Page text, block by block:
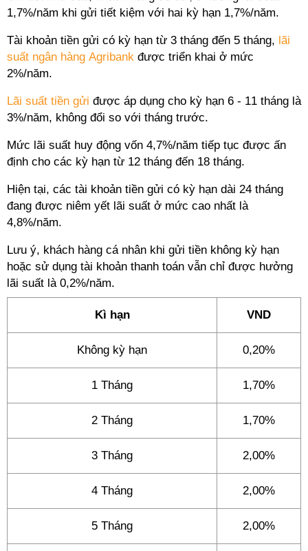
1,7%/năm khi gửi tiết kiệm với hai kỳ hạn 1,7%/năm.
Tài khoản tiền gửi có kỳ hạn từ 3 tháng đến 5 tháng, lãi
suất ngân hàng Agribank được triển khai ở mức
2%/năm.
Lãi suất tiền gửi được áp dụng cho kỳ hạn 6 - 11 tháng là
3%/năm, không đổi so với tháng trước.
Mức lãi suất huy động vốn 4,7%/năm tiếp tục được ấn
định cho các kỳ hạn từ 12 tháng đến 18 tháng.
Hiện tại, các tài khoản tiền gửi có kỳ hạn dài 24 tháng
đang được niêm yết lãi suất ở mức cao nhất là
4,8%/năm.
Lưu ý, khách hàng cá nhân khi gửi tiền không kỳ hạn
hoặc sử dụng tài khoản thanh toán vẫn chỉ được hưởng
lãi suất là 0,2%/năm.
Kì hạn VND
Không kỳ hạn 0,20%
1 Tháng 1,70%
2 Tháng 1,70%
3 Tháng 2,00%
4 Tháng 2,00%
5 Tháng 2,00%